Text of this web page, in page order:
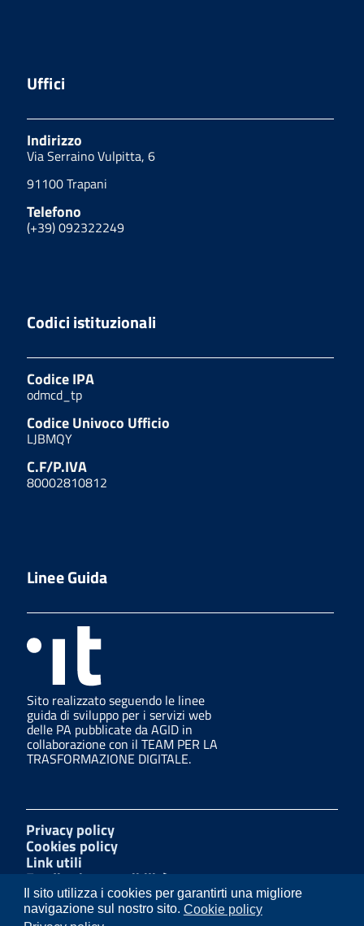
Il sito utilizza i cookies per garantirti una migliore
navigazione sul nostro sito. Cookie policy
Uffici
Indirizzo
Via Serraino Vulpitta, 6
91100 Trapani
Telefono
(+39) 092322249
Codici istituzionali
Codice IPA
odmcd_tp
Codice Univoco Ufficio
LJBMQY
C.F/P.IVA
80002810812
Linee Guida
Sito realizzato seguendo le linee
guida di sviluppo per i servizi web
delle PA pubblicate da AGID in
collaborazione con il TEAM PER LA
TRASFORMAZIONE DIGITALE.
Privacy policy
Cookies policy
Link utili
Feedback accessibilità
Amministrazione trasparente
Mappa del sito